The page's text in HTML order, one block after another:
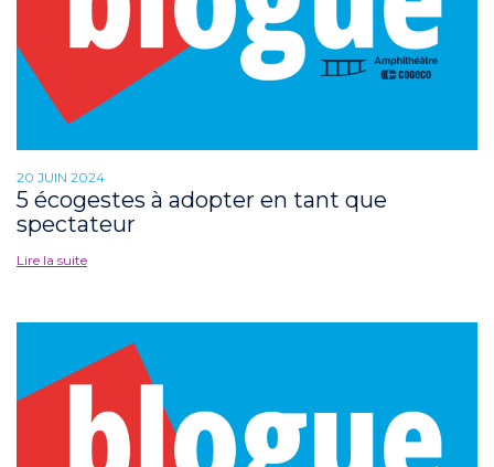
20 JUIN 2024
5 écogestes à adopter en tant que
spectateur
Lire la suite